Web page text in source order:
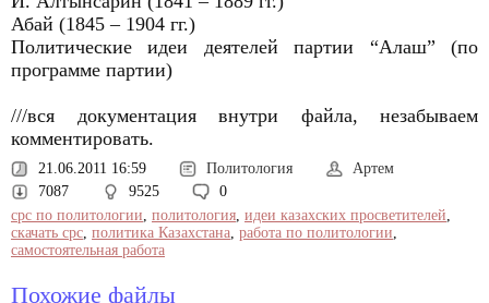
Абай (1845 – 1904 гг.)
Политические идеи деятелей партии “Алаш” (по
программе партии)
///вся документация внутри файла, незабываем
комментировать.
21.06.2011 16:59 Политология
Артем
7087
9525
0
срс по политологии, политология, идеи казахских просветителей,
скачать срс, политика Казахстана, работа по политологии,
самостоятельная работа
Похожие файлы